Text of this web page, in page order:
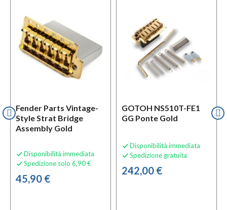
Fender Parts Vintage-
Style Strat Bridge
Assembly Gold
 Disponibilità immediata
 Spedizione solo 6,90 €
45,90 €
GOTOH NS510T-FE1
GG Ponte Gold
 Disponibilità immediata
 Spedizione gratuita
242,00 €